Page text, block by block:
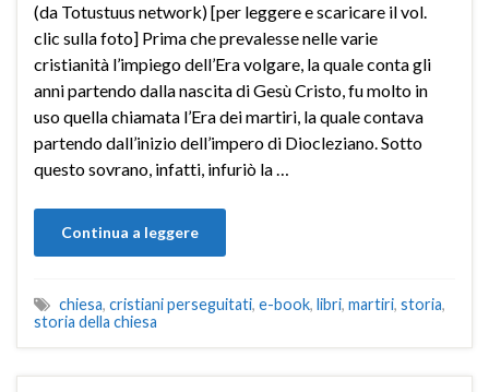
(da Totustuus network) [per leggere e scaricare il vol.
clic sulla foto] Prima che prevalesse nelle varie
cristianità l’impiego dell’Era volgare, la quale conta gli
anni partendo dalla nascita di Gesù Cristo, fu molto in
uso quella chiamata l’Era dei martiri, la quale contava
partendo dall’inizio dell’impero di Diocleziano. Sotto
questo sovrano, infatti, infuriò la …
Continua a leggere
chiesa, cristiani perseguitati, e-book, libri, martiri, storia,
storia della chiesa